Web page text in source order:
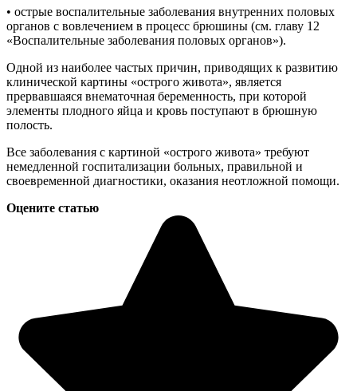
• острые воспалительные заболевания внутренних половых
органов с вовлечением в процесс брюшины (см. главу 12
«Воспалительные заболевания половых органов»).
Одной из наиболее частых причин, приводящих к развитию
клинической картины «острого живота», является
прервавшаяся внематочная беременность, при которой
элементы плодного яйца и кровь поступают в брюшную
полость.
Все заболевания с картиной «острого живота» требуют
немедленной госпитализации больных, правильной и
своевременной диагностики, оказания неотложной помощи.
Оцените статью